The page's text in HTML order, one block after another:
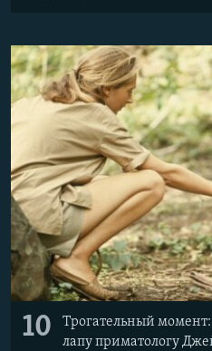
10
Трогательный
лапу приматологу